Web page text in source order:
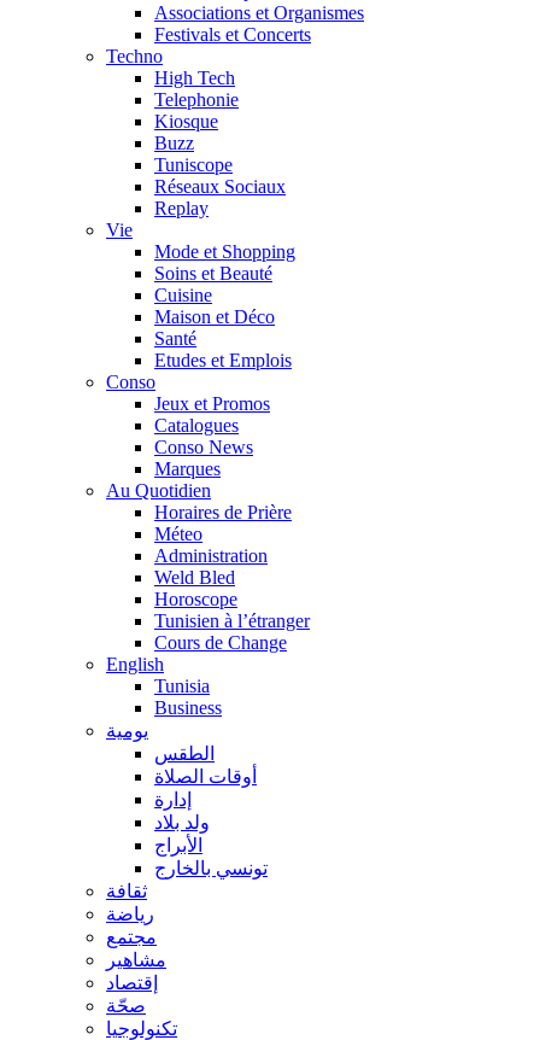
Associations et Organismes
Festivals et Concerts
Techno
High Tech
Telephonie
Kiosque
Buzz
Tuniscope
Réseaux Sociaux
Replay
Vie
Mode et Shopping
Soins et Beauté
Cuisine
Maison et Déco
Santé
Etudes et Emplois
Conso
Jeux et Promos
Catalogues
Conso News
Marques
Au Quotidien
Horaires de Prière
Méteo
Administration
Weld Bled
Horoscope
Tunisien à l’étranger
Cours de Change
English
Tunisia
Business
يومية
الطقس
أوقات الصلاة
إدارة
ولد بلاد
الأبراج
تونسي بالخارج
ثقافة
رياضة
مجتمع
مشاهير
إقتصاد
صحّة
تكنولوجيا